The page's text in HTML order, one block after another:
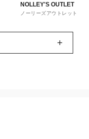
NOLLEY'S OUTLET
ノーリーズアウトレット